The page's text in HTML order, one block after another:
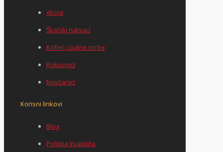
Akcije
Školski ruksaci
Koferi i putne torbe
Rokovnici
Novčanici
Korisni linkovi
Blog
Politika kvaliteta